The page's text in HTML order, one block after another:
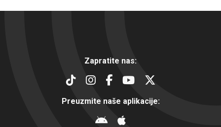
Zapratite nas:
Preuzmite naše aplikacije: